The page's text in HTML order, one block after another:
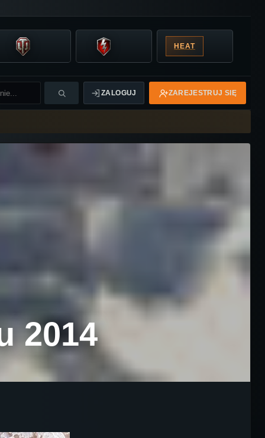
HEAT
ZALOGUJ ZAREJESTRUJ SIĘ
2014